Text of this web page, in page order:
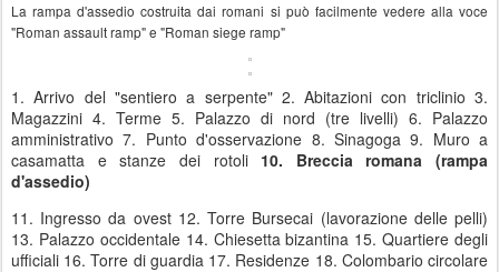
La rampa d'assedio costruita dai romani si può facilmente vedere alla voce
"Roman assault ramp" e "Roman siege ramp"
1. Arrivo del "sentiero a serpente" 2. Abitazioni con triclinio 3.
Magazzini 4. Terme 5. Palazzo di nord (tre livelli) 6. Palazzo
amministrativo 7. Punto d'osservazione 8. Sinagoga 9. Muro a
casamatta e stanze dei rotoli 10. Breccia romana (rampa
d'assedio)
11. Ingresso da ovest 12. Torre Bursecai (lavorazione delle pelli)
13. Palazzo occidentale 14. Chiesetta bizantina 15. Quartiere degli
ufficiali 16. Torre di guardia 17. Residenze 18. Colombario circolare